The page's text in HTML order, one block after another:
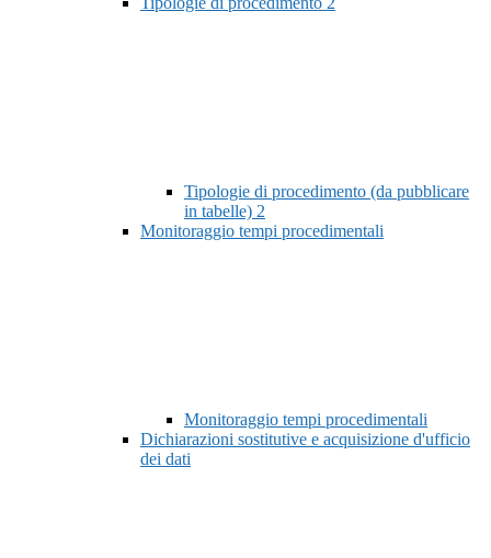
Tipologie di procedimento (da pubblicare
in tabelle) 2
Monitoraggio tempi procedimentali
Monitoraggio tempi procedimentali
Dichiarazioni sostitutive e acquisizione d'ufficio
dei dati